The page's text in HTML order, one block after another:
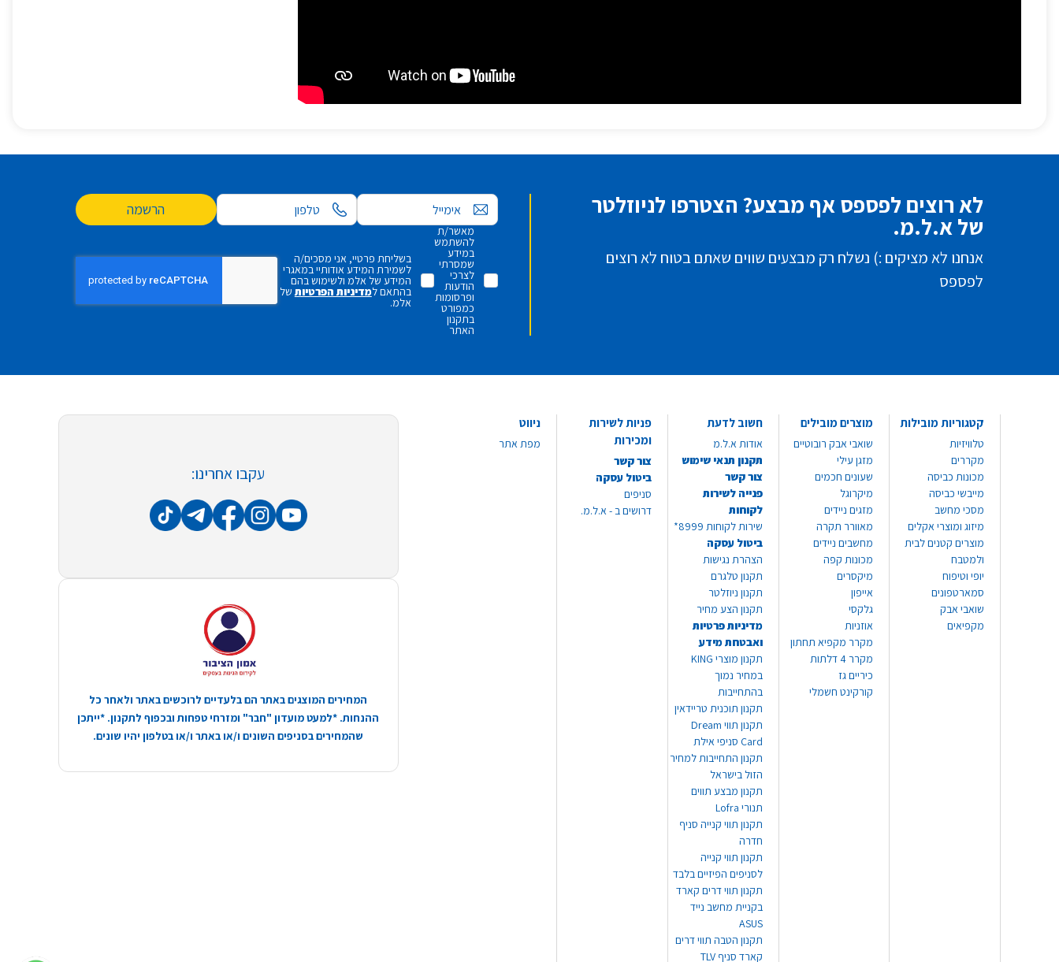
לא רוצים לפספס אף מבצע? הצטרפו לניוזלטר
של א.ל.מ.
אנחנו לא מציקים :) נשלח רק מבצעים שווים שאתם בטוח לא רוצים
לפספס
אימייל הרשמה
מאשר/ת
להשתמש
במידע
שמסרתי
לצרכי
הודעות
ופרסומות
כמפורט
בתקנון
האתר
בשליחת פרטיי, אני מסכים/ה
לשמירת המידע אודותיי במאגרי
המידע של אלמ ולשימוש בהם
בהתאם למדיניות הפרטיות של
אלמ.
קטגוריות מובילות
טלוויזיות
מקררים
מכונות כביסה
מייבשי כביסה
מסכי מחשב
מיזוג ומוצרי אקלים
מוצרים קטנים לבית
ולמטבח
יופי וטיפוח
סמארטפונים
שואבי אבק
מקפיאים
מוצרים מובילים
שואבי אבק רובוטיים
מזגן עילי
שעונים חכמים
מיקרוגל
מזגים ניידים
מאוורר תקרה
מחשבים ניידים
מכונות קפה
מיקסרים
אייפון
גלקסי
אוזניות
מקרר מקפיא תחתון
מקרר 4 דלתות
כיריים גז
קורקינט חשמלי
חשוב לדעת
אודות א.ל.מ
תקנון תנאי שימוש
צור קשר
פנייה לשירות
לקוחות
שירות לקוחות 8999*
ביטול עסקה
הצהרת נגישות
תקנון טלגרם
תקנון ניוזלטר
תקנון הצע מחיר
מדיניות פרטיות
ואבטחת מידע
תקנון מוצרי KING
במחיר נמוך
בהתחייבות
תקנון תוכנית טריידאין
תקנון תווי Dream
Card סניפי אילת
תקנון התחייבות למחיר
הזול בישראל
תקנון מבצע תווים
תנורי Lofra
תקנון תווי קנייה סניף
חדרה
תקנון תווי קנייה
לסניפים הפיזיים בלבד
תקנון תווי דרים קארד
בקניית מחשב נייד
ASUS
תקנון הטבה תווי דרים
קארד סניף TLV
פניות לשירות
ומכירות
צור קשר
ביטול עסקה
סניפים
דרושים ב - א.ל.מ.
ניווט
מפת אתר
עקבו אחרינו:
המחירים המוצגים באתר הם בלעדיים לרוכשים באתר ולאחר כל
ההנחות. *למעט מועדון "חבר" ומזרחי טפחות ובכפוף לתקנון. *ייתכן
שהמחירים בסניפים השונים ו/או באתר ו/או בטלפון יהיו שונים.